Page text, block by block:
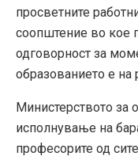
просветните
соопштение во кое
одговорност за
образованието е на
Министерството за
исполнување на
професорите од